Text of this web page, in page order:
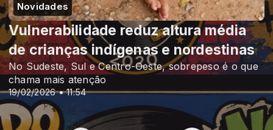
Novidades
19/02/2026 • 11:54
Vulnerabilidade reduz altura média
de crianças indígenas e nordestinas
No Sudeste, Sul e Centro-Oeste, sobrepeso é o que
chama mais atenção